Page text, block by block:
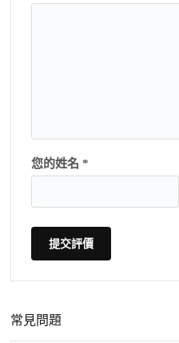
您的姓名 *
提交評價
常見問題